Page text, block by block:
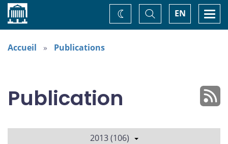
Accueil EN
Basculer
la
recherche
Changez
de
Accueil Publications
Publication
2013 (106)